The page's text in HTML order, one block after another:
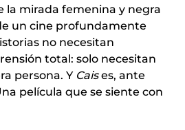
la mirada femenina y negra
un cine profundamente
no necesitan
total: solo necesitan
persona. Y Cais es, ante
película que se siente con